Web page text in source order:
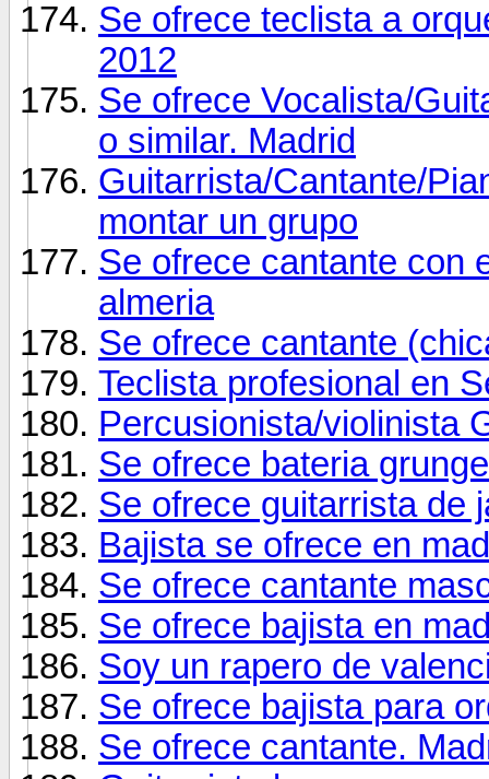
Se ofrece teclista a
2012
Se ofrece Vocalista/
o similar. Madrid
Guitarrista/Cantante/
montar un grupo
Se ofrece cantante con
almeria
Se ofrece cantante
Teclista profesional en
Percusionista/violinista
Se ofrece bateria
Se ofrece guitarrista de
Bajista se ofrece en
Se ofrece cantante
Se ofrece bajista en
Soy un rapero de
Se ofrece bajista para
Se ofrece cantante.